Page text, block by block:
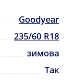
Goodyear
235/60 R18
зимова
Так